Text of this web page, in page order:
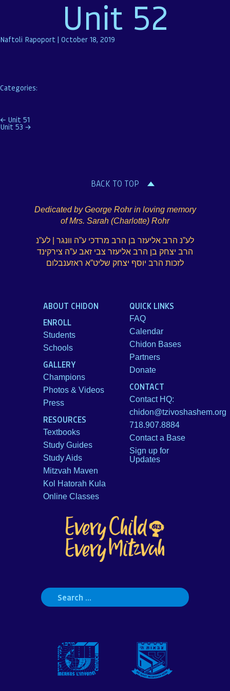
Unit 52
Naftoli Rapoport | October 18, 2019
Categories:
Post
← Unit 51
Unit 53 →
BACK TO TOP
Dedicated by George Rohr in loving memory
of Mrs. Sarah (Charlotte) Rohr
לע”נ הרב אליעזר בן הרב מרדכי ע”ה וונגר | לע”נ
הרב יצחק בן הרב אליעזר צבי זאב ע”ה צירקינד
לזכות הרב יוסף יצחק שליט”א ראזענבלום
Search
for:
ABOUT CHIDON
ENROLL
Students
Schools
GALLERY
Champions
Photos & Videos
Press
RESOURCES
Textbooks
Study Guides
Study Aids
Mitzvah Maven
Kol Hatorah Kula
Online Classes
QUICK LINKS
FAQ
Calendar
Chidon Bases
Partners
Donate
CONTACT
Contact HQ:
chidon@tzivoshashem.org
718.907.8884
Contact a Base
Sign up for
Updates